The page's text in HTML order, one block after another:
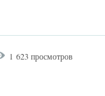
1 623 просмотров